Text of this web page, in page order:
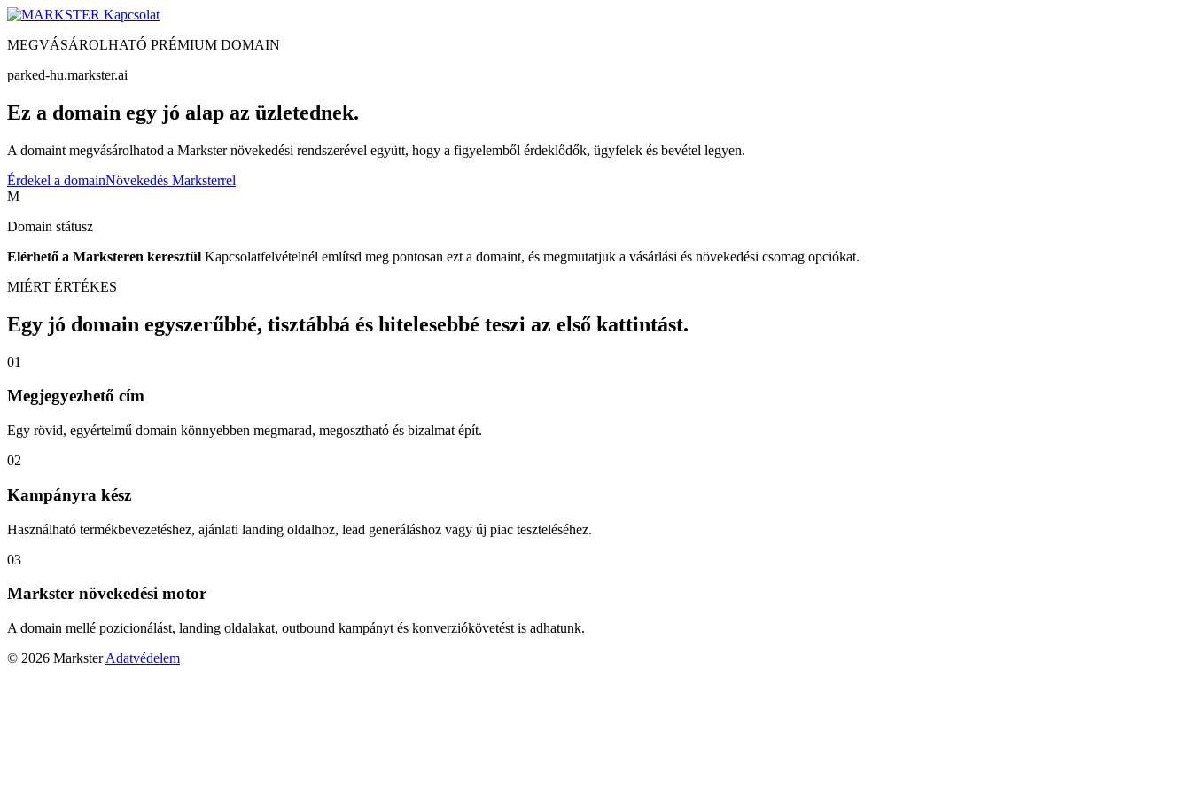
Kapcsolat
MEGVÁSÁROLHATÓ PRÉMIUM DOMAIN
parked-hu.markster.ai
Ez a domain egy jó alap az üzletednek.
A domaint megvásárolhatod a Markster növekedési rendszerével együtt, hogy a figyelemből érdeklődők, ügyfelek és bevétel legyen.
Érdekel a domainNövekedés Marksterrel
M
Domain státusz
Elérhető a Marksteren keresztül Kapcsolatfelvételnél említsd meg pontosan ezt a domaint, és megmutatjuk a vásárlási és növekedési csomag opciókat.
MIÉRT ÉRTÉKES
Egy jó domain egyszerűbbé, tisztábbá és hitelesebbé teszi az első kattintást.
01
Megjegyezhető cím
Egy rövid, egyértelmű domain könnyebben megmarad, megosztható és bizalmat épít.
02
Kampányra kész
Használható termékbevezetéshez, ajánlati landing oldalhoz, lead generáláshoz vagy új piac teszteléséhez.
03
Markster növekedési motor
A domain mellé pozicionálást, landing oldalakat, outbound kampányt és konverziókövetést is adhatunk.
© 2026 Markster Adatvédelem